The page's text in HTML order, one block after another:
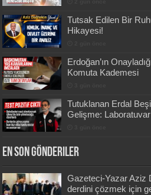
Tutsak Edilen Bir
Hikayesi!
Erdoğan’ın
Komuta Kademesi
Tutuklanan Erdal
Gelişme:
En Son Gönderiler
Gazeteci-Yazar Aziz
derdini çözmek için